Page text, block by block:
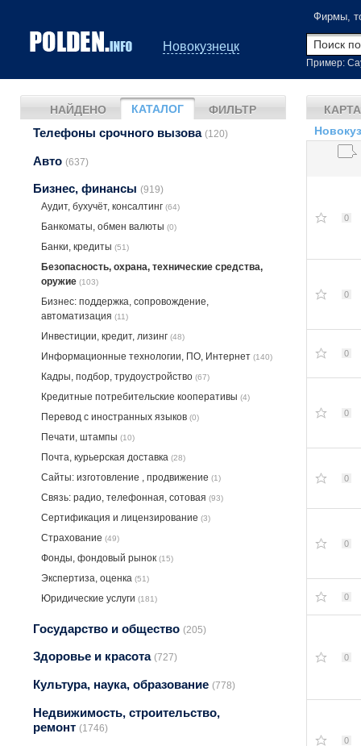
Новокузнецк
Фирмы,
Пример:
НАЙДЕНО КАТАЛОГ ФИЛЬТР
Телефоны срочного вызова (120)
Авто (637)
Бизнес, финансы (919)
Аудит, бухучёт, консалтинг (64)
Банкоматы, обмен валюты (0)
Банки, кредиты (51)
Безопасность, охрана, технические средства,
оружие (103)
Бизнес: поддержка, сопровождение,
автоматизация (11)
Инвестиции, кредит, лизинг (48)
Информационные технологии, ПО, Интернет (140)
Кадры, подбор, трудоустройство (67)
Кредитные потребительские кооперативы (4)
Перевод с иностранных языков (0)
Печати, штампы (10)
Почта, курьерская доставка (28)
Сайты: изготовление , продвижение (1)
Связь: радио, телефонная, сотовая (93)
Сертификация и лицензирование (3)
Страхование (49)
Фонды, фондовый рынок (15)
Экспертиза, оценка (51)
Юридические услуги (181)
Государство и общество (205)
Здоровье и красота (727)
Культура, наука, образование (778)
Недвижимость, строительство,
ремонт (1746)
КАРТА
0
0
0
0
0
0
0
0
0